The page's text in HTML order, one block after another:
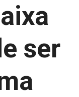
ser